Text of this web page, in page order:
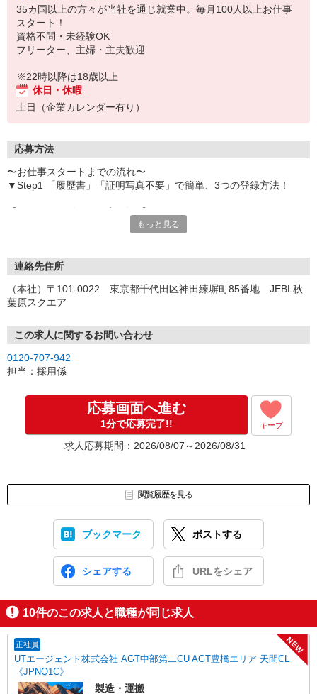
35カ国以上の方々が当社を通じ就業中。毎月100人以上お仕事
スタート！
資格不問・未経験OK
フリーター、主婦・主夫歓迎
※22時以降は18歳以上
休日・休暇
土日（企業カレンダー有り）
応募方法
〜お仕事スタートまでの流れ〜
▼Step1 「履歴書」「証明写真不要」で簡単、3つの登録方法！
いつでも好きな時間に登録OK
受付時間/平日9:00〜19:00
【来場登録（目安1時間30分）】
▼Step2 全国にあるお仕事の中から、あなたにピッタリのお仕事を
ご案内
▼Step3 就業前に職場見学で気になる事はしっかりチェック！
応募⇒最短で2日後からの勤務も可能です！
もっと見る
連絡先住所
（本社）〒101-0022 東京都千代田区神田練塀町85番地 JEBL秋
葉原スクエア
この求人に関するお問い合わせ
0120-707-942
担当：採用係
応募画面へ進む
1分で応募完了!! キープ
求人応募期間：2026/08/07～2026/08/31
閲覧履歴を見る
ブックマーク ポストする
シェアする URLをシェア
10件のこの求人と職種が同じ求人
正社員
UTエージェント株式会社 AGT中部第二CU AGT豊橋エリア 天間CL
《JPNQ1C》
NEW
製造・運搬